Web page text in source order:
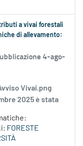
a vivai forestali
di allevamento:
4-ago-
Vivai.png
2025 è stata
FORESTE